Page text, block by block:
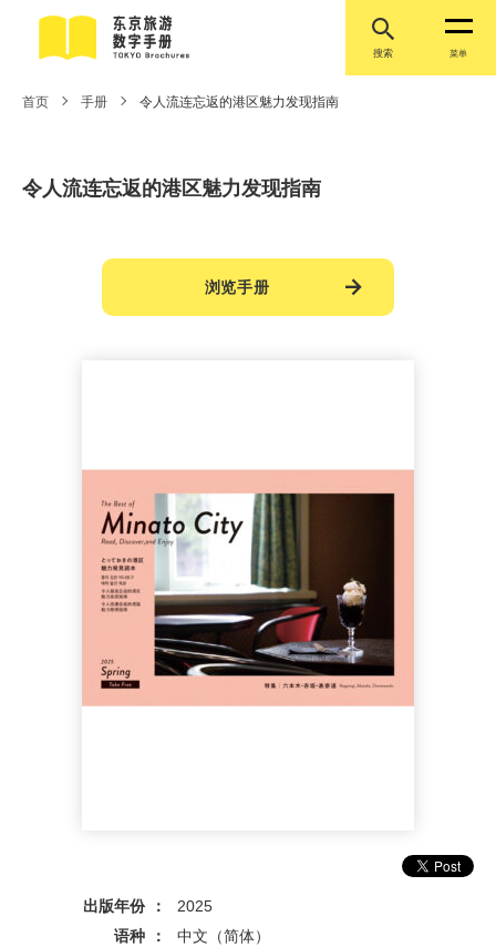
搜索 菜单
首页 手册 令人流连忘返的港区魅力发现指南
令人流连忘返的港区魅力发现指南
浏览手册
出版年份
2025
语种
中文（简体）